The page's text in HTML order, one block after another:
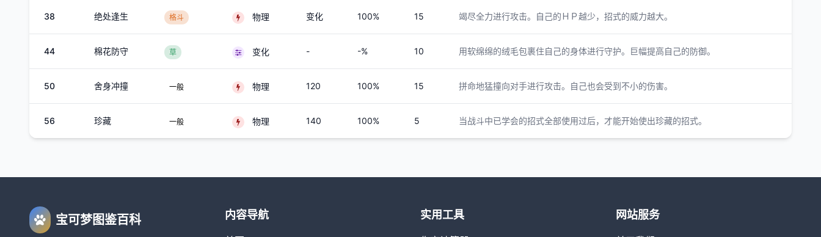
38 绝处逢生 格斗 物理 变化 100% 15 竭尽全力进行攻击。自己的ＨＰ越少，招式的威力越大。
44 棉花防守 草 变化 - -% 10 用软绵绵的绒毛包裹住自己的身体进行守护。巨幅提高自己的防御。
50 舍身冲撞 一般 物理 120 100% 15 拼命地猛撞向对手进行攻击。自己也会受到不小的伤害。
56 珍藏 一般 物理 140 100% 5 当战斗中已学会的招式全部使用过后，才能开始使出珍藏的招式。
宝可梦图鉴百科 内容导航 实用工具 网站服务